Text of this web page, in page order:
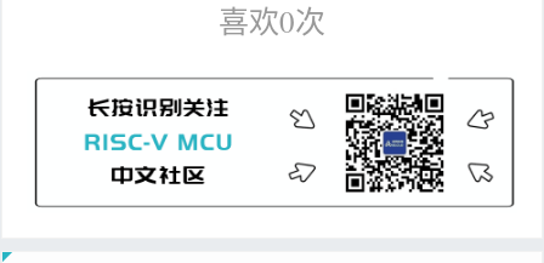
喜欢0次